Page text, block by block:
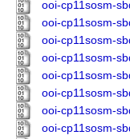
ooi-cp11sosm-
ooi-cp11sosm-
ooi-cp11sosm-
ooi-cp11sosm-
ooi-cp11sosm-
ooi-cp11sosm-
ooi-cp11sosm-
ooi-cp11sosm-